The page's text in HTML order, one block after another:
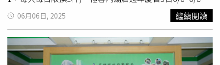
克」、龍鳳堂餅舖「太妃太陽餅」、岳霖食品「開心果蝴蝶
酥」等。大會執行長梁幼祥（右7）與「亞太十大名菜美
會提供）「亞太十大名菜美點」集結眾多名店手路菜。（圖
／中華美食國際高峰論壇籌備委員會提供）6月17日則頒發
日限量排隊前100名，每人免費送「隨意鳥地方餐飲集團 隨
意吧義式手工冰淇淋」1球（圖／禮客提供）。6/6~6/30週
年慶期間，集結百大品牌買越多賺越多現省優惠、漾客日式
料理推出2人同行來店用餐，每桌免費招待價值980元龍蝦
餐點乙份，另外特別推出成為消費者打卡拍照焦點的「馬卡
06月06日, 2025 繼續閱讀